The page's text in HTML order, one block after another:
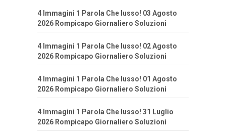
4 Immagini 1 Parola Che lusso! 03 Agosto
2026 Rompicapo Giornaliero Soluzioni
4 Immagini 1 Parola Che lusso! 02 Agosto
2026 Rompicapo Giornaliero Soluzioni
4 Immagini 1 Parola Che lusso! 01 Agosto
2026 Rompicapo Giornaliero Soluzioni
4 Immagini 1 Parola Che lusso! 31 Luglio
2026 Rompicapo Giornaliero Soluzioni